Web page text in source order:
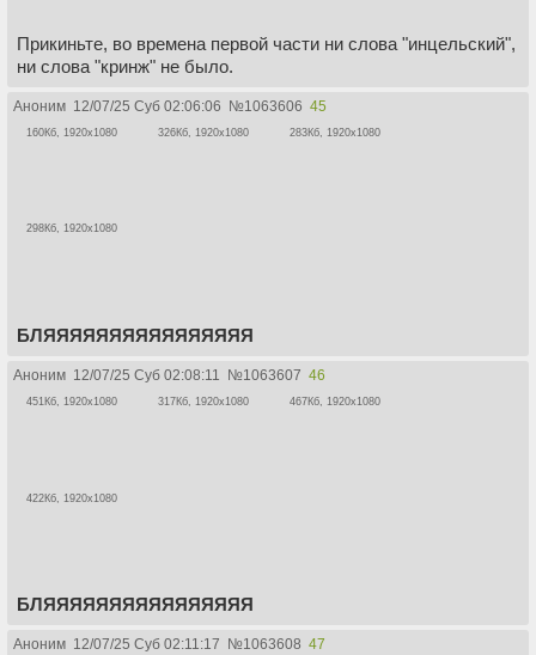
Прикиньте, во времена первой части ни слова "инцельский",
ни слова "кринж" не было.
Аноним 12/07/25 Суб 02:06:06 №1063606 45
160Кб, 1920x1080 326Кб, 1920x1080 283Кб, 1920x1080
298Кб, 1920x1080
БЛЯЯЯЯЯЯЯЯЯЯЯЯЯЯЯЯ
Аноним 12/07/25 Суб 02:08:11 №1063607 46
451Кб, 1920x1080 317Кб, 1920x1080 467Кб, 1920x1080
422Кб, 1920x1080
БЛЯЯЯЯЯЯЯЯЯЯЯЯЯЯЯЯ
Аноним 12/07/25 Суб 02:11:17 №1063608 47